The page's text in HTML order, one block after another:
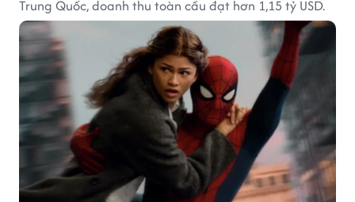
Trung Quốc, doanh thu toàn cầu đạt hơn 1,15 tỷ USD.